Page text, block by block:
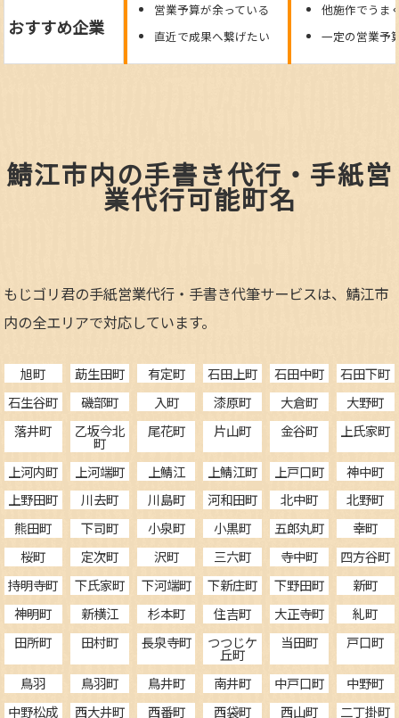
おすすめ企業
営業予算が余っている
直近で成果へ繋げたい
他施作でうま
一定の営業予
鯖江市内の手書き代行・手紙営
業代行可能町名
もじゴリ君の手紙営業代行・手書き代筆サービスは、鯖江市
内の全エリアで対応しています。
旭町 莇生田町 有定町 石田上町 石田中町
石田下町
石生谷町
磯部町 入町 漆原町 大倉町
大野町
落井町
乙坂今北
町
尾花町 片山町 金谷町 上氏家町
上河内町 上河端町 上鯖江 上鯖江町 上戸口町
神中町
上野田町
川去町 川島町 河和田町 北中町
北野町
熊田町
下司町 小泉町 小黒町 五郎丸町
幸町
桜町
定次町 沢町 三六町 寺中町
四方谷町
持明寺町
下氏家町 下河端町 下新庄町 下野田町
新町
神明町
新横江 杉本町 住吉町 大正寺町
糺町
田所町
田村町 長泉寺町 つつじケ
丘町
当田町 戸口町
鳥羽 鳥羽町 鳥井町 南井町 中戸口町
中野町
中野松成
西大井町 西番町 西袋町 西山町 二丁掛町